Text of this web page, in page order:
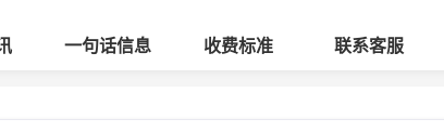
一句话信息 收费标准 联系客服